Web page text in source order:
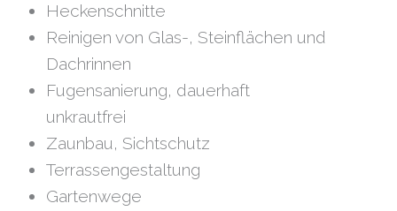
Heckenschnitte
Reinigen von Glas-, Steinflächen und
Dachrinnen
Fugensanierung, dauerhaft
unkrautfrei
Zaunbau, Sichtschutz
Terrassengestaltung
Gartenwege